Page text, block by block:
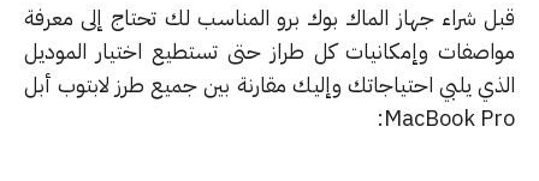
شراء جهاز الماك بوك برو المناسب لك تحتاج إلى معرفة
وإمكانيات كل طراز حتى تستطيع اختيار الموديل
يلبي احتياجاتك وإليك مقارنة بين جميع طرز لابتوب أبل
MacBook